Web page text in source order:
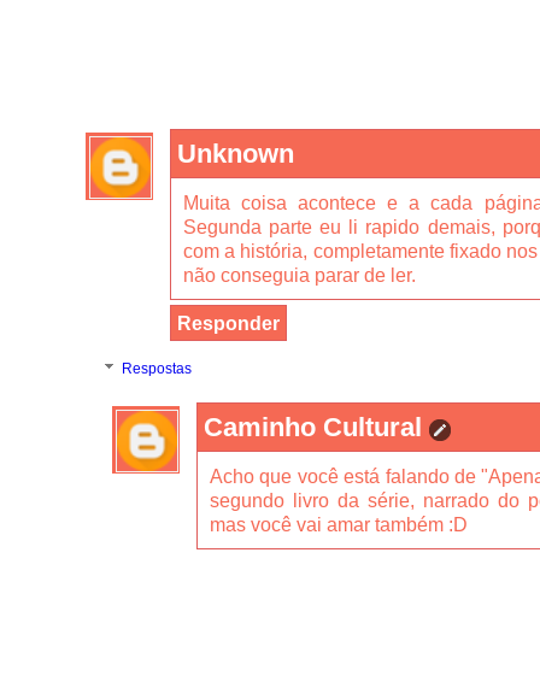
Unknown
Muita coisa acontece e a cada
Segunda parte eu li rapido demais,
com a história, completamente fixado
não conseguia parar de ler.
Responder
Respostas
Caminho Cultural
Acho que você está falando de
segundo livro da série, narrado do
mas você vai amar também :D